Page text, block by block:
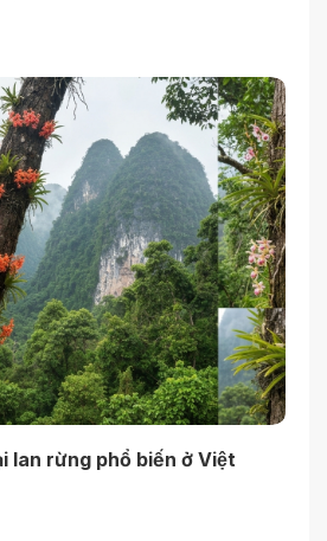
lan rừng phổ biến ở Việt